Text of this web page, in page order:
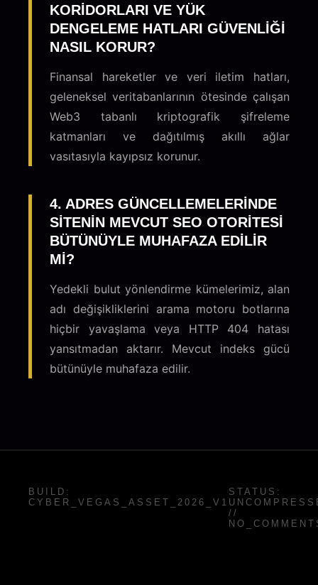
KORIDORLARI VE YÜK
DENGELEME HATLARI GÜVENLIĞI
NASIL KORUR?
Finansal hareketler ve veri iletim hatları,
geleneksel veritabanlarının ötesinde çalışan
Web3 tabanlı kriptografik şifreleme
katmanları ve dağıtılmış akıllı ağlar
vasıtasıyla kayıpsız korunur.
4. ADRES GÜNCELLEMELERINDE
SITENIN MEVCUT SEO OTORITESI
BÜTÜNÜYLE MUHAFAZA EDILIR
MI?
Yedekli bulut yönlendirme kümelerimiz, alan
adı değişikliklerini arama motoru botlarına
hiçbir yavaşlama veya HTTP 404 hatası
yansıtmadan aktarır. Mevcut indeks gücü
bütünüyle muhafaza edilir.
BUILD:
CYBER_VEGAS_ASSET_2026_V1
STATUS:
//